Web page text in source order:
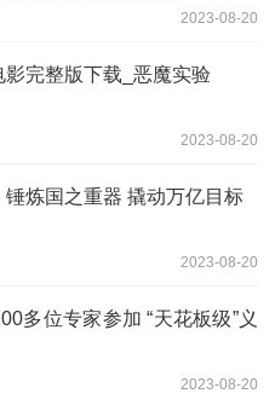
2023-08-20
影完整版下载_恶魔实验
2023-08-20
锤炼国之重器 撬动万亿目标
2023-08-20
多位专家参加 “天花板级”义
2023-08-20